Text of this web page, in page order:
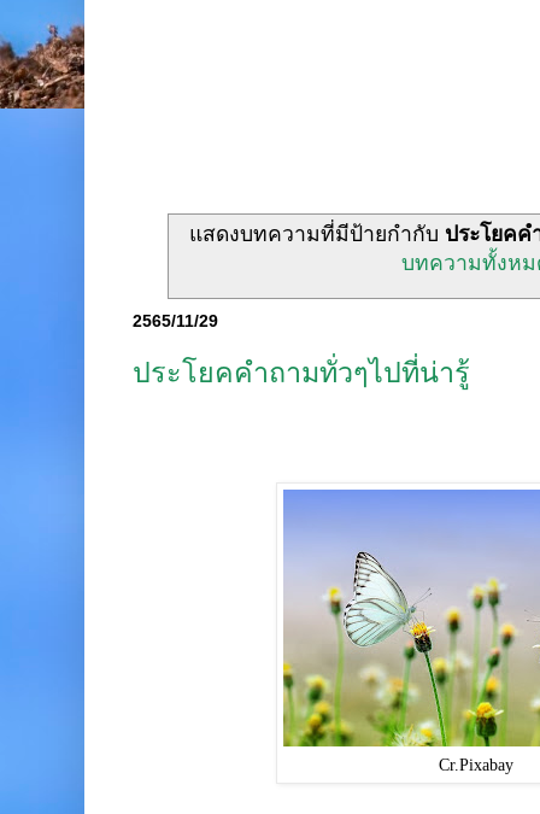
แสดงบทความที่มีป้ายกำกับ ประโยคค
บทความทั้งห
2565/11/29
ประโยคคำถามทั่วๆไปที่น่ารู้
Cr.Pixabay